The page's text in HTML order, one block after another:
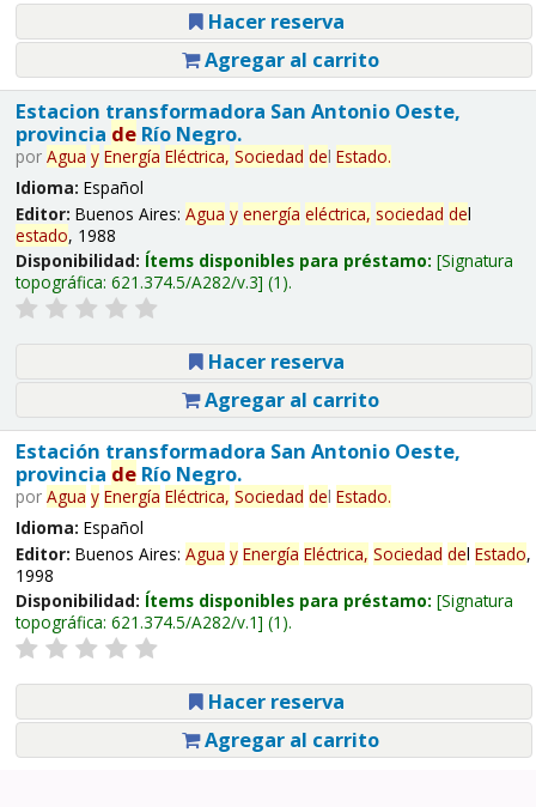
Hacer reserva
Agregar al carrito
Estacion transformadora San Antonio Oeste,
provincia deRío Negro.
por Agua y Energía Eléctrica, Sociedad del Estado.
Idioma: Español
Editor: Buenos Aires: Agua y energía eléctrica, sociedad del
estado, 1988
Disponibilidad: Ítems disponibles para préstamo: Signatura
topográfica: 621.374.5/A282/v.3 (1).
Hacer reserva
Agregar al carrito
Estación transformadora San Antonio Oeste,
provincia deRío Negro.
por Agua y Energía Eléctrica, Sociedad del Estado.
Idioma: Español
Editor: Buenos Aires: Agua y Energía Eléctrica, Sociedad del Estado,
1998
Disponibilidad: Ítems disponibles para préstamo: Signatura
topográfica: 621.374.5/A282/v.1 (1).
Hacer reserva
Agregar al carrito